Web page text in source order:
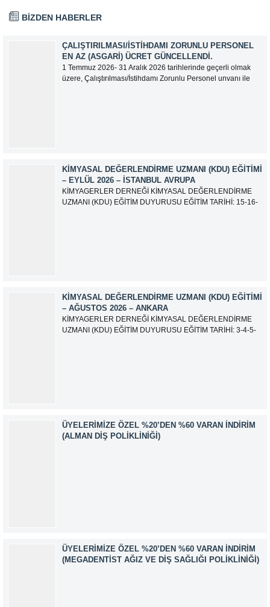
BİZDEN HABERLER
ÇALIŞTIRILMASI/İSTIHDAMI ZORUNLU PERSONEL
EN AZ (ASGARI) ÜCRET GÜNCELLENDI.
1 Temmuz 2026- 31 Aralık 2026 tarihlerinde geçerli olmak
üzere, Çalıştırılması/İstihdamı Zorunlu Personel unvanı ile
KIMYASAL DEĞERLENDIRME UZMANI (KDU) EĞITIMI
– EYLÜL 2026 – İSTANBUL AVRUPA
KİMYAGERLER DERNEĞİ KİMYASAL DEĞERLENDİRME
UZMANI (KDU) EĞİTİM DUYURUSU EĞİTİM TARİHİ: 15-16-
KIMYASAL DEĞERLENDIRME UZMANI (KDU) EĞITIMI
– AĞUSTOS 2026 – ANKARA
KİMYAGERLER DERNEĞİ KİMYASAL DEĞERLENDİRME
UZMANI (KDU) EĞİTİM DUYURUSU EĞİTİM TARİHİ: 3-4-5-
ÜYELERIMIZE ÖZEL %20’DEN %60 VARAN İNDIRIM
(ALMAN DIŞ POLIKLINIĞI)
ÜYELERIMIZE ÖZEL %20’DEN %60 VARAN İNDIRIM
(MEGADENTIST AĞIZ VE DIŞ SAĞLIĞI POLIKLINIĞI)